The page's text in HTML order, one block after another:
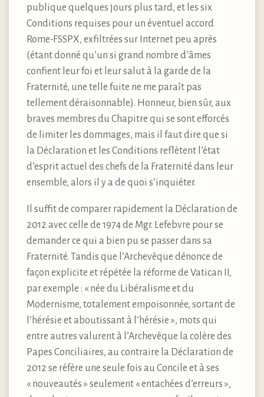
publique quelques jours plus tard, et les six
Conditions requises pour un éventuel accord
Rome-FSSPX, exfiltrées sur Internet peu après
(étant donné qu’un si grand nombre d’âmes
confient leur foi et leur salut à la garde de la
Fraternité, une telle fuite ne me paraît pas
tellement déraisonnable). Honneur, bien sûr, aux
braves membres du Chapitre qui se sont efforcés
de limiter les dommages, mais il faut dire que si
la Déclaration et les Conditions reflètent l’état
d’esprit actuel des chefs de la Fraternité dans leur
ensemble, alors il y a de quoi s’inquiéter.
Il suffit de comparer rapidement la Déclaration de
2012 avec celle de 1974 de Mgr. Lefebvre pour se
demander ce qui a bien pu se passer dans sa
Fraternité. Tandis que l’Archevêque dénonce de
façon explicite et répétée la réforme de Vatican II,
par exemple : « née du Libéralisme et du
Modernisme, totalement empoisonnée, sortant de
l’hérésie et aboutissant à l’hérésie », mots qui
entre autres valurent à l’Archevêque la colère des
Papes Conciliaires, au contraire la Déclaration de
2012 se réfère une seule fois au Concile et à ses
« nouveautés » seulement « entachées d’erreurs »,